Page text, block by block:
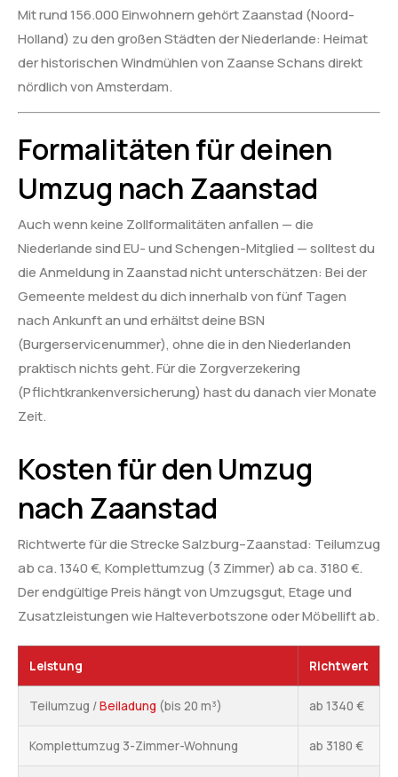
Mit rund 156.000 Einwohnern gehört Zaanstad (Noord-
Holland) zu den großen Städten der Niederlande: Heimat
der historischen Windmühlen von Zaanse Schans direkt
nördlich von Amsterdam.
Formalitäten für deinen
Umzug nach Zaanstad
Auch wenn keine Zollformalitäten anfallen — die
Niederlande sind EU- und Schengen-Mitglied — solltest du
die Anmeldung in Zaanstad nicht unterschätzen: Bei der
Gemeente meldest du dich innerhalb von fünf Tagen
nach Ankunft an und erhältst deine BSN
(Burgerservicenummer), ohne die in den Niederlanden
praktisch nichts geht. Für die Zorgverzekering
(Pflichtkrankenversicherung) hast du danach vier Monate
Zeit.
Kosten für den Umzug
nach Zaanstad
Richtwerte für die Strecke Salzburg–Zaanstad: Teilumzug
ab ca. 1340 €, Komplettumzug (3 Zimmer) ab ca. 3180 €.
Der endgültige Preis hängt von Umzugsgut, Etage und
Zusatzleistungen wie Halteverbotszone oder Möbellift ab.
Leistung Richtwert
Teilumzug /Beiladung (bis 20 m³) ab 1340 €
Komplettumzug 3-Zimmer-Wohnung ab 3180 €